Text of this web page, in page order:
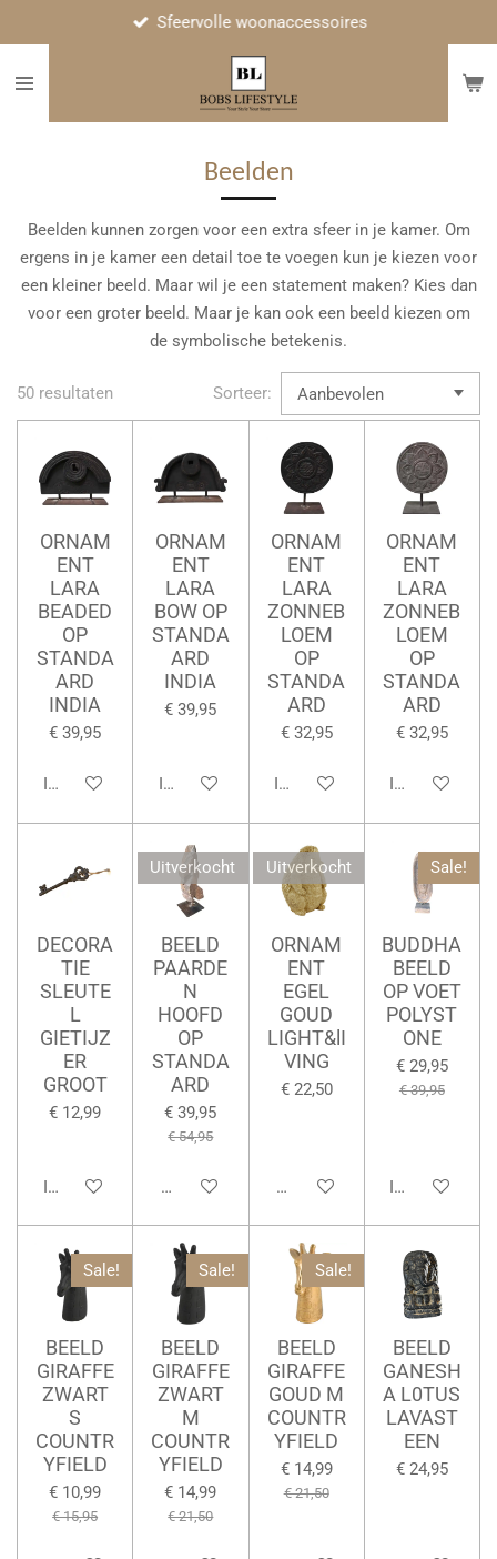
naar
Sfeervolle woonaccessoires
Beelden
Beelden kunnen zorgen voor een extra sfeer in je kamer. Om
ergens in je kamer een detail toe te voegen kun je kiezen voor
een kleiner beeld. Maar wil je een statement maken? Kies dan
voor een groter beeld. Maar je kan ook een beeld kiezen om
de symbolische betekenis.
50 resultaten Sorteer:
ORNAM
ENT
LARA
BEADED
OP
STANDA
ARD
INDIA
€ 39,95
In winkelwagen
ORNAM
ENT
LARA
BOW OP
STANDA
ARD
INDIA
€ 39,95
In winkelwagen
ORNAM
ENT
LARA
ZONNEB
LOEM
OP
STANDA
ARD
€ 32,95
In winkelwagen
ORNAM
ENT
LARA
ZONNEB
LOEM
OP
STANDA
ARD
€ 32,95
In
DECORA
TIE
SLEUTE
L
GIETIJZ
ER
GROOT
€ 12,99
In winkelwagen
Uitverkocht
BEELD
PAARDE
N
HOOFD
OP
STANDA
ARD
€ 39,95
€ 54,95
Houd mij op de hoogte
Uitverkocht
ORNAM
ENT
EGEL
GOUD
LIGHT&lI
VING
€ 22,50
Houd mij op de hoogte
Sale!
BUDDHA
BEELD
OP VOET
POLYST
ONE
€ 29,95
€ 39,95
In
Sale!
BEELD
GIRAFFE
ZWART
S
COUNTR
YFIELD
€ 10,99
€ 15,95
Sale!
BEELD
GIRAFFE
ZWART
M
COUNTR
YFIELD
€ 14,99
€ 21,50
Sale!
BEELD
GIRAFFE
GOUD M
COUNTR
YFIELD
€ 14,99
€ 21,50
BEELD
GANESH
A L0TUS
LAVAST
EEN
€ 24,95